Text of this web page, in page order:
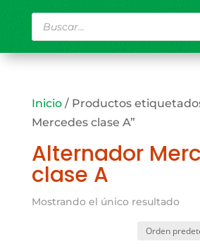
Búsqueda
de
productos
Inicio/ Productos
Mercedes clase A”
Alternador
clase A
Mostrando el único resultado